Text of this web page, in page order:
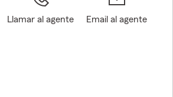
Llamar al agente Email al agente